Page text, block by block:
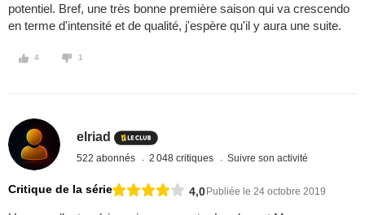
potentiel. Bref, une très bonne première saison qui va crescendo
en terme d'intensité et de qualité, j'espère qu'il y aura une suite.
4 1
elriad
522 abonnés 2 048 critiques Suivre son activité
Critique de la série 4,0Publiée le 24 octobre 2019